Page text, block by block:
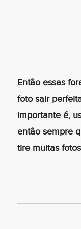
Então essas
foto sair
importante é,
então sempre
tire muitas